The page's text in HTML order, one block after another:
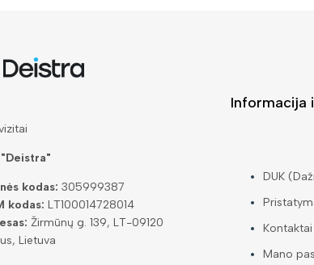
kodas: 305999387
kodas: LT100014728014
Žirmūnų g. 139, LT-09120
Lietuva
Informacija
DUK
Kontaktai
Mano